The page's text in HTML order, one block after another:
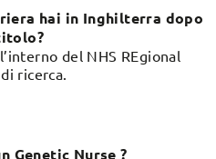
hai in Inghilterra dopo
del NHS REgional
ricerca.
Genetic Nurse ?